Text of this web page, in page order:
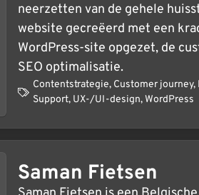
neerzetten van de gehele
website gecreëerd met een
WordPress-site opgezet, de
SEO optimalisatie.
Contentstrategie, Customer journey,
Support, UX-/UI-design,WordPress
Saman Fietsen